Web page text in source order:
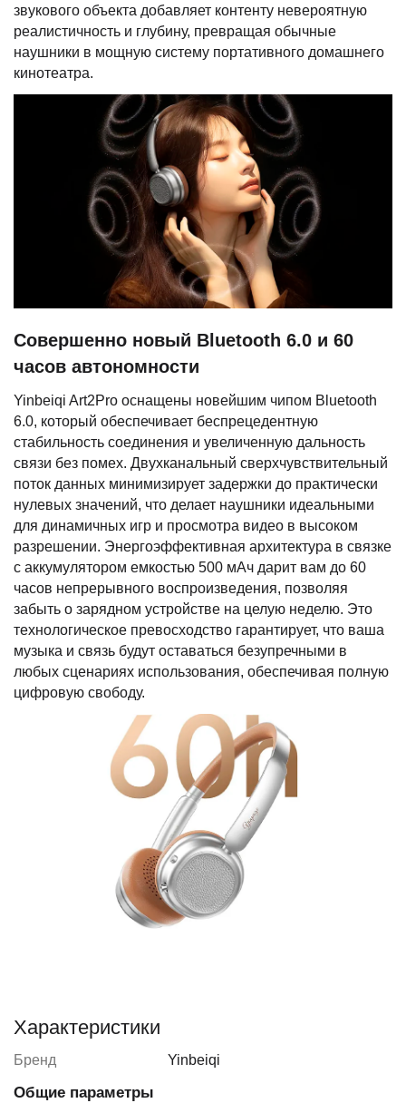
звукового объекта добавляет контенту невероятную
реалистичность и глубину, превращая обычные
наушники в мощную систему портативного домашнего
кинотеатра.
Совершенно новый Bluetooth 6.0 и 60
часов автономности
Yinbeiqi Art2Pro оснащены новейшим чипом Bluetooth
6.0, который обеспечивает беспрецедентную
стабильность соединения и увеличенную дальность
связи без помех. Двухканальный сверхчувствительный
поток данных минимизирует задержки до практически
нулевых значений, что делает наушники идеальными
для динамичных игр и просмотра видео в высоком
разрешении. Энергоэффективная архитектура в связке
с аккумулятором емкостью 500 мАч дарит вам до 60
часов непрерывного воспроизведения, позволяя
забыть о зарядном устройстве на целую неделю. Это
технологическое превосходство гарантирует, что ваша
музыка и связь будут оставаться безупречными в
любых сценариях использования, обеспечивая полную
цифровую свободу.
Характеристики
Бренд Yinbeiqi
Общие параметры